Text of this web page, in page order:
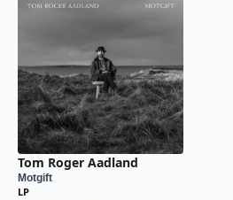
Tom Roger Aadland
Motgift
LP